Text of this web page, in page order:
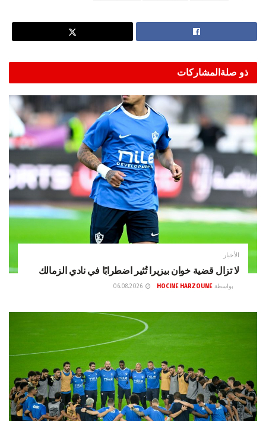
ذو صلة المشاركات
الأخبار
لا تزال قضية خوان بيزيرا تُثير اضطرابًا في نادي الزمالك
بواسطة HOCINE HARZOUNE